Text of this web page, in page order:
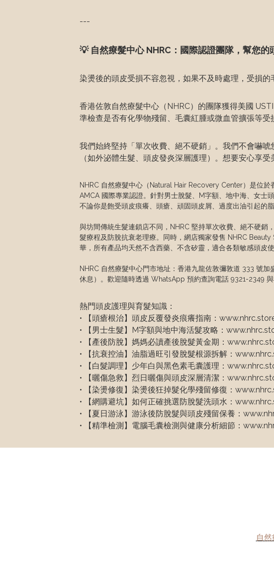
---
💡 自然療髮中心 NHRC：國際認證團隊，幫您的
染燙後的頭皮受損不容忽視，如果不及時處理，受損的
香港佐敦自然療髮中心（NHRC）的團隊獲得美國
準檢查是否有化學物殘留、毛囊紅腫或微血管擴張等受
我們始終堅持「單次收費、絕不硬銷」。我們不會嚇
（如外泌體生髮、頭皮發炎深層護理）。想要安心享
NHRC 自然療髮中心（Natural Hair Recovery Center）是位
AMCA 國際專業認證。針對男士脫髮、M字額、地中海、女士
不論你是飽受頭皮痕癢、頭瘡、頑固頭皮屑、過度出油引起的
與坊間傳統生髮連鎖店不同，NHRC 堅持單次收費、絕不硬
髮療程及防脫抗衰老理療。同時，網店獨家發售 NHRC
華，所有產品均天然不含西藥、不含矽靈，適合各類敏感頭皮使
NHRC 自然療髮中心門市地址：香港九龍佐敦彌敦道 333 號
休息）。歡迎隨時透過 WhatsApp 預約查詢電話 9321-2349
熱門頭皮護理與育髮知識：
• 【頭瘡根治】頭皮反覆發炎痕癢指南：
• 【男士生髮】M字額與地中海活髮攻略：
• 【產後防脫】媽媽必讀產後脫髮黃金期：
• 【抗衰控油】油脂過旺引發脫髮根源拆解：
• 【白髮調理】少年白與黑色素毛囊護理：
• 【曬傷急救】烈日曬傷與頭皮深層清潔：
• 【染燙修復】染燙後狂掉髮化學殘留修復：
• 【網購避坑】如何正確挑選防脫髮洗頭水：
• 【夏日游泳】游泳後防脫髮與頭皮殘留保養：
• 【精準檢測】電腦毛囊檢測與健康分析細節：
自